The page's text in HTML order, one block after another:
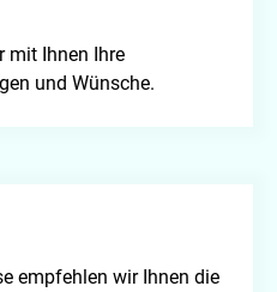
mit Ihnen Ihre
und Wünsche.
empfehlen wir Ihnen die